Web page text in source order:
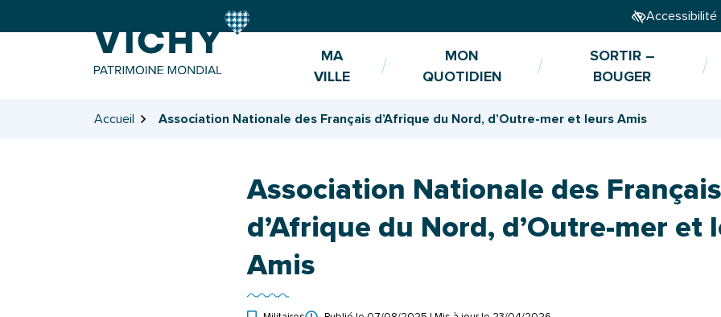
Accessibilité
MA
VILLE
MON
QUOTIDIEN
SORTIR –
BOUGER
Accueil Association Nationale des Français d’Afrique du Nord, d’Outre-mer et leurs Amis
Association Nationale des Français
d’Afrique du Nord, d’Outre-mer et
Amis